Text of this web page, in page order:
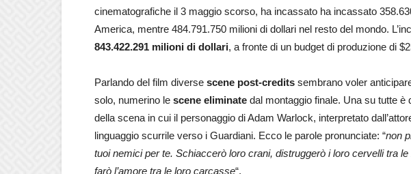
cinematografiche il 3 maggio scorso, ha incassato ha incassato
America, mentre 484.791.750 milioni di dollari nel resto del mondo.
843.422.291 milioni di dollari, a fronte di un budget di produzione di
Parlando del film diverse scene post-credits sembrano voler
solo, numerino le scene eliminate dal montaggio finale. Una su tutte
della scena in cui il personaggio di Adam Warlock, interpretato
linguaggio scurrile verso i Guardiani. Ecco le parole pronunciate: “non
tuoi nemici per te. Schiaccerò loro crani, distruggerò i loro cervelli tra
farò l’amore tra le loro carcasse“.